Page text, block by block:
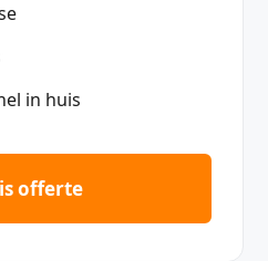
in huis
offerte